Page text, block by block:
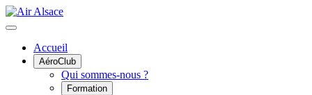
Accueil
AéroClub
Qui sommes-nous ?
Formation